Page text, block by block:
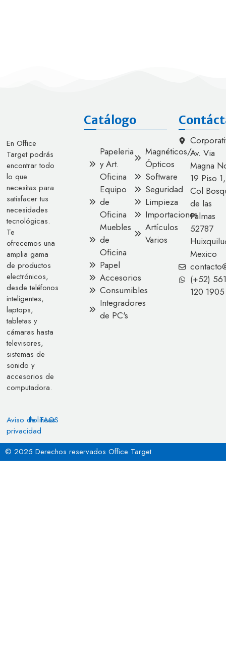
En Office
Target podrás
encontrar todo
lo que
necesitas para
satisfacer tus
necesidades
tecnológicas.
Te
ofrecemos una
amplia gama
de productos
electrónicos,
desde teléfonos
inteligentes,
laptops,
tabletas y
cámaras hasta
televisores,
sistemas de
sonido y
accesorios de
computadora.
Aviso de
privacidad
Políticas
FAQS
Catálogo
Papeleria
y Art.
Oficina
Equipo
de
Oficina
Muebles
de
Oficina
Papel
Accesorios
Consumibles
Integradores
de PC's
Magnéticos/
Ópticos
Software
Seguridad
Limpieza
Importaciones
Artículos
Varios
Av. Via
Magna
19 Piso 1,
Col
de las
Palmas
52787
Mexico
(+52) 561
120 1905
© 2025 Derechos reservados Office Target